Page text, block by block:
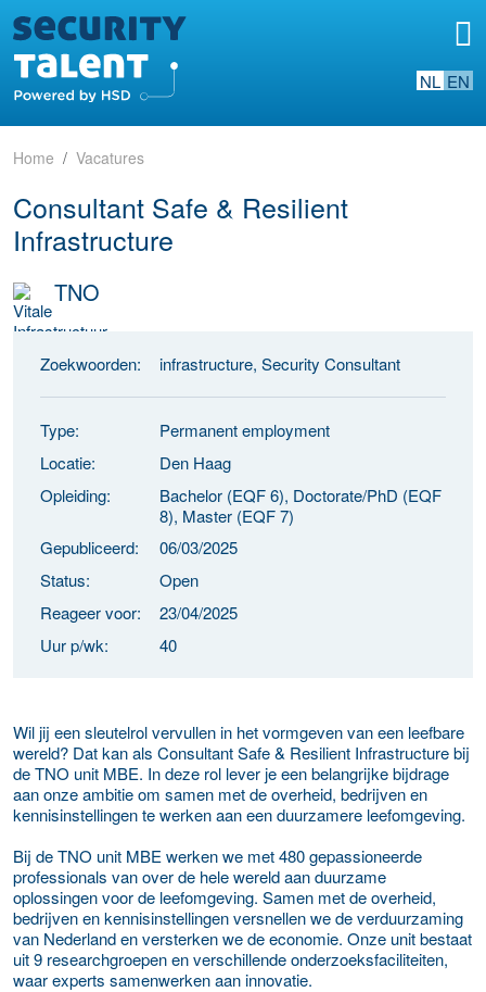
NL EN
Home Vacatures
Consultant Safe & Resilient
Infrastructure
TNO
Zoekwoorden: infrastructure, Security Consultant
Type:
Permanent employment
Locatie:
Den Haag
Opleiding:
Bachelor (EQF 6), Doctorate/PhD (EQF
8), Master (EQF 7)
Gepubliceerd:
06/03/2025
Status:
Open
Reageer voor:
23/04/2025
Uur p/wk:
40
Wil jij een sleutelrol vervullen in het vormgeven van een leefbare
wereld? Dat kan als Consultant Safe & Resilient Infrastructure bij
de TNO unit MBE. In deze rol lever je een belangrijke bijdrage
aan onze ambitie om samen met de overheid, bedrijven en
kennisinstellingen te werken aan een duurzamere leefomgeving.
Bij de TNO unit MBE werken we met 480 gepassioneerde
professionals van over de hele wereld aan duurzame
oplossingen voor de leefomgeving. Samen met de overheid,
bedrijven en kennisinstellingen versnellen we de verduurzaming
van Nederland en versterken we de economie. Onze unit bestaat
uit 9 researchgroepen en verschillende onderzoeksfaciliteiten,
waar experts samenwerken aan innovatie.